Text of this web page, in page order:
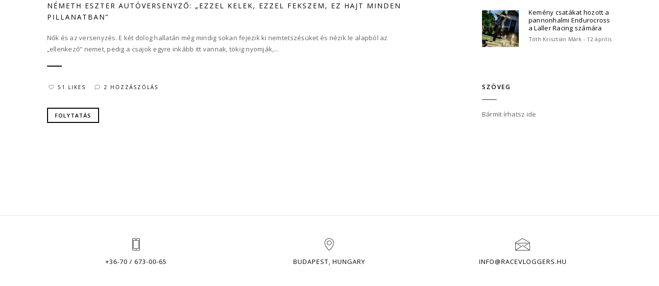
NÉMETH ESZTER AUTÓVERSENYZŐ: „EZZEL KELEK, EZZEL FEKSZEM, EZ HAJT MINDEN
PILLANATBAN”
Nők és az versenyzés. E két dolog hallatán még mindig sokan fejezik ki nemtetszésüket és nézik le alapból az
„ellenkező” nemet, pedig a csajok egyre inkább itt vannak, tökig nyomják,...
51 LIKES 2 HOZZÁSZÓLÁS
FOLYTATÁS
Kemény csatákat hozott a
pannonhalmi Endurocross
a Laller Racing számára
Tóth Krisztián Márk - 12 április
SZÖVEG
Bármit írhatsz ide
+36-70 / 673-00-65 BUDAPEST, HUNGARY INFO@RACEVLOGGERS.HU